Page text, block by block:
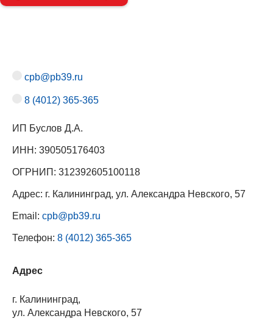
cpb@pb39.ru
8 (4012) 365-365
ИП Буслов Д.А.
ИНН: 390505176403
ОГРНИП: 312392605100118
Адрес: г. Калининград, ул. Александра Невского, 57
Email: cpb@pb39.ru
Телефон: 8 (4012) 365-365
Адрес
г. Калининград,
ул. Александра Невского, 57